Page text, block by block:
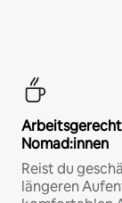
Nomad:innen
Reist du
längeren